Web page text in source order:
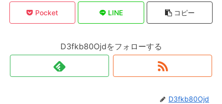
Pocket LINE コピー
D3fkb80Ojdをフォローする
D3fkb80Ojd